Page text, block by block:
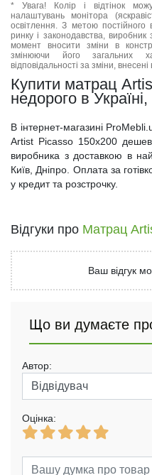
* Увага! Колір і відтінок
налаштувань монітора
освітлення. З метою постійного
ринку і законодавства,
момент вносити зміни в
змінюючи його загальних
відповідальності за зміни,
Купити матрац
недорого в Україні,
В інтернет-магазині
Artist Picasso 150x200
виробника з доставкою в
Київ, Дніпро. Оплата за
у кредит та розстрочку.
Відгуки про Матрац
Ваш відгук
Що ви думаєте
Автор:
Оцінка: